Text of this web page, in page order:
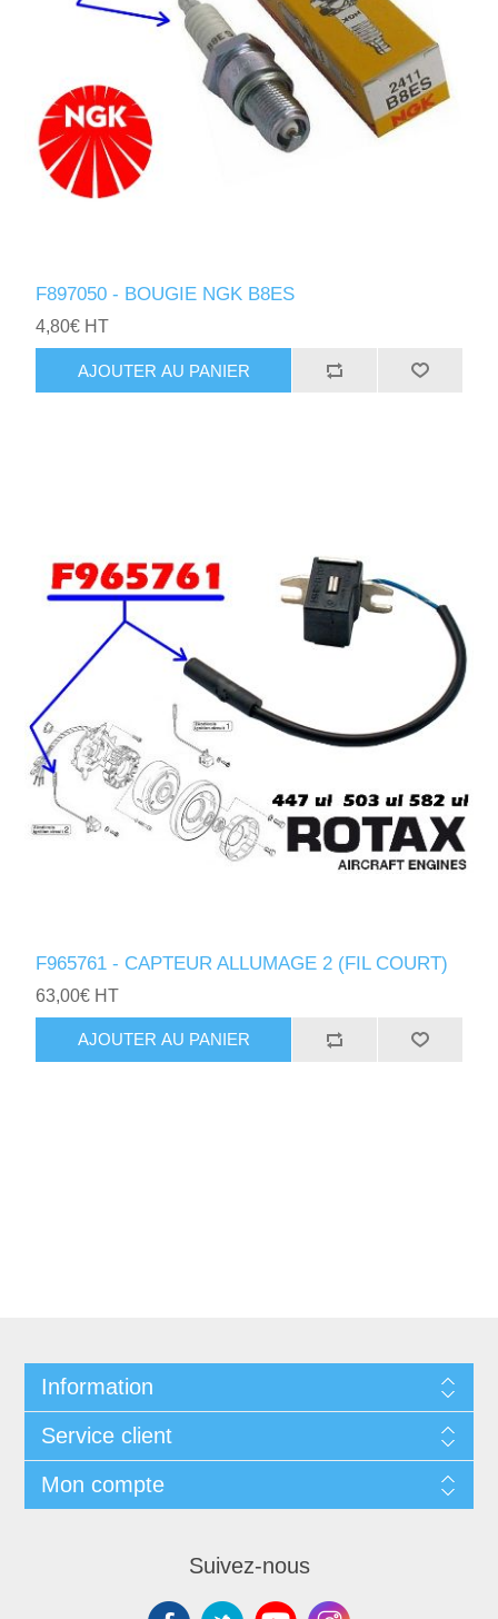
F897050 - BOUGIE NGK B8ES
4,80€ HT
AJOUTER AU PANIER
F965761 - CAPTEUR ALLUMAGE 2 (FIL COURT)
63,00€ HT
AJOUTER AU PANIER
Information
Service client
Mon compte
Suivez-nous